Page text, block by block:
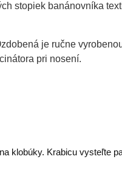
stopiek banánovníka
je ručne
pri nosení.
klobúky. Krabicu vysteľte